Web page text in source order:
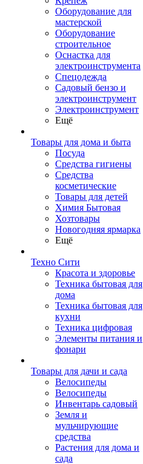
Оборудование для
мастерской
Оборудование
строительное
Оснастка для
электроинструмента
Спецодежда
Садовый бензо и
электроинструмент
Электроинструмент
Ещё
Товары для дома и быта
Посуда
Средства гигиены
Средства
косметические
Товары для детей
Химия Бытовая
Хозтовары
Новогодняя ярмарка
Ещё
Техно Сити
Красота и здоровье
Техника бытовая для
дома
Техника бытовая для
кухни
Техника цифровая
Элементы питания и
фонари
Товары для дачи и сада
Велосипеды
Велосипеды
Инвентарь садовый
Земля и
мульчирующие
средства
Растения для дома и
сада